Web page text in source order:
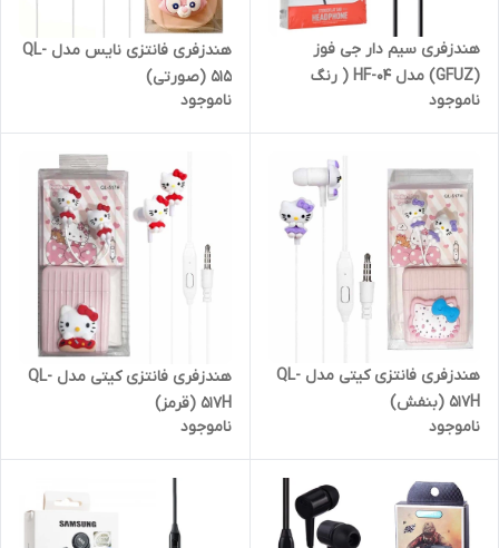
هندزفری سیم دار جی فوز
(GFUZ) مدل HF-04 ( رنگ
مشکی)
ناموجود
هندزفری فانتزی نایس مدل QL-
515 (صورتی)
ناموجود
هندزفری فانتزی کیتی مدل QL-
517H (بنفش)
ناموجود
هندزفری فانتزی کیتی مدل QL-
517H (قرمز)
ناموجود